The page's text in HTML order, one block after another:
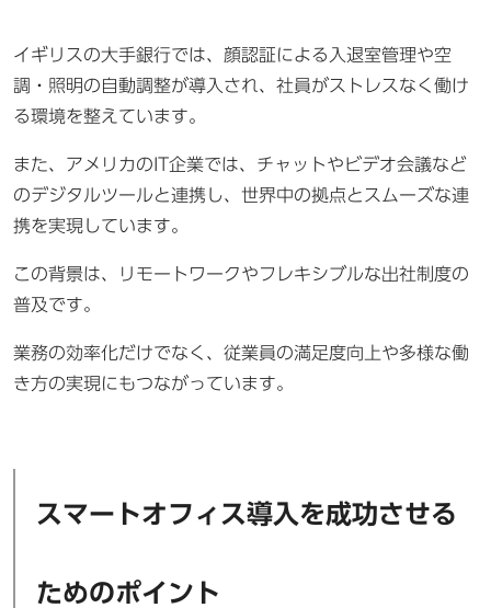
イギリスの大手銀行では、顔認証による入退室管理や空
調・照明の自動調整が導入され、社員がストレスなく働け
る環境を整えています。
また、アメリカのIT企業では、チャットやビデオ会議など
のデジタルツールと連携し、世界中の拠点とスムーズな連
携を実現しています。
この背景は、リモートワークやフレキシブルな出社制度の
普及です。
業務の効率化だけでなく、従業員の満足度向上や多様な働
き方の実現にもつながっています。
スマートオフィス導入を成功させる
ためのポイント